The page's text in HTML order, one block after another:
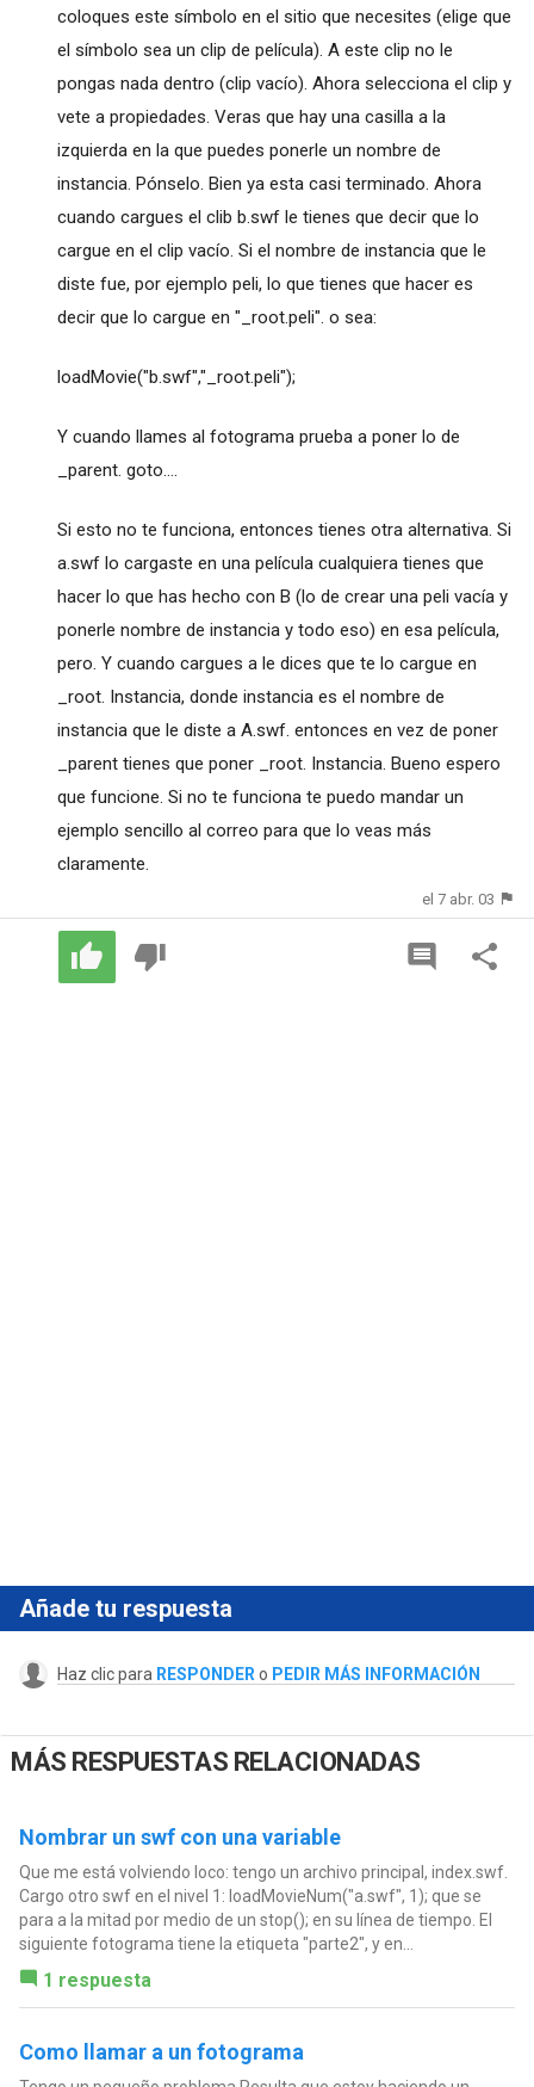
coloques este símbolo en el sitio que necesites (elige que
el símbolo sea un clip de película). A este clip no le
pongas nada dentro (clip vacío). Ahora selecciona el clip y
vete a propiedades. Veras que hay una casilla a la
izquierda en la que puedes ponerle un nombre de
instancia. Pónselo. Bien ya esta casi terminado. Ahora
cuando cargues el clib b.swf le tienes que decir que lo
cargue en el clip vacío. Si el nombre de instancia que le
diste fue, por ejemplo peli, lo que tienes que hacer es
decir que lo cargue en "_root.peli". o sea:
loadMovie("b.swf","_root.peli");
Y cuando llames al fotograma prueba a poner lo de
_parent. goto....
Si esto no te funciona, entonces tienes otra alternativa. Si
a.swf lo cargaste en una película cualquiera tienes que
hacer lo que has hecho con B (lo de crear una peli vacía y
ponerle nombre de instancia y todo eso) en esa película,
pero. Y cuando cargues a le dices que te lo cargue en
_root. Instancia, donde instancia es el nombre de
instancia que le diste a A.swf. entonces en vez de poner
_parent tienes que poner _root. Instancia. Bueno espero
que funcione. Si no te funciona te puedo mandar un
ejemplo sencillo al correo para que lo veas más
claramente.
el 7 abr. 03
Añade tu respuesta
Haz clic para RESPONDER o PEDIR MÁS INFORMACIÓN
MÁS RESPUESTAS RELACIONADAS
Nombrar un swf con una variable
Que me está volviendo loco: tengo un archivo principal, index.swf.
Cargo otro swf en el nivel 1: loadMovieNum("a.swf", 1); que se
para a la mitad por medio de un stop(); en su línea de tiempo. El
siguiente fotograma tiene la etiqueta "parte2", y en...
1 respuesta
Como llamar a un fotograma